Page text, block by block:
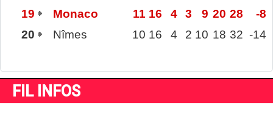
19
Monaco 11 16 4 3 9 20 28
-8
20
Nîmes 10 16 4 2 10 18 32 -14
FIL INFOS